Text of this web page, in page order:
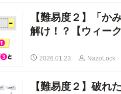
【難易度２】「か
解け！？【ウィー
2026.01.23 NazoLock
【難易度２】破れ